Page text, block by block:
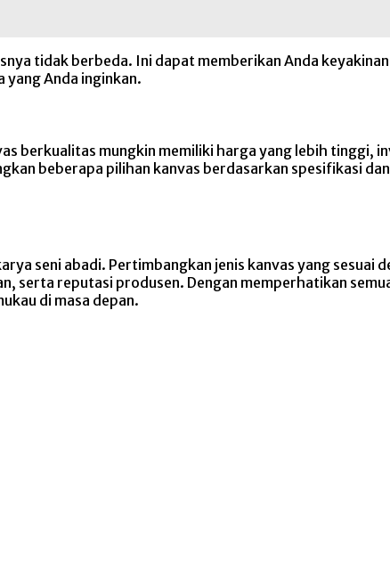
tidak berbeda. Ini dapat memberikan Anda
Anda inginkan.
berkualitas mungkin memiliki harga yang lebih tinggi,
beberapa pilihan kanvas berdasarkan spesifikasi
seni abadi. Pertimbangkan jenis kanvas yang sesuai
reputasi produsen. Dengan memperhatikan
di masa depan.